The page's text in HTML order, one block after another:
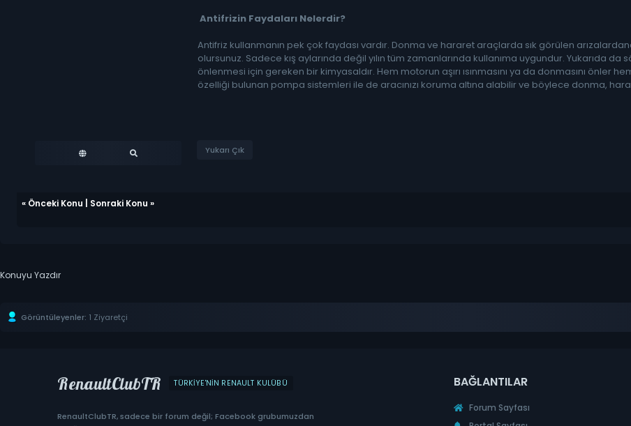
Antifrizin Faydaları Nelerdir?
Antifriz kullanmanın pek çok faydası vardır. Donma ve hararet araçlarda sık görülen
olursunuz. Sadece kış aylarında değil yılın tüm zamanlarında kullanıma uygundur. Yukarıda da
önlenmesi için gereken bir kimyasaldır. Hem motorun aşırı ısınmasını ya da donmasını önler
özelliği bulunan pompa sistemleri ile de aracınızı koruma altına alabilir ve böylece donma,
Yukarı Çık
« Önceki Konu Sonraki Konu »
Konuyu Yazdır
Görüntüleyenler: 1 Ziyaretçi
RenaultClubTR TÜRKIYE'NIN RENAULT KULÜBÜ
RenaultClubTR, sadece bir forum değil; Facebook grubumuzdan
BAĞLANTILAR
Forum Sayfası